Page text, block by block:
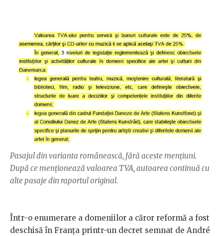
Pasajul din varianta românească, fără aceste mențiuni.
După ce menționează valoarea TVA, autoarea continuă cu
alte pasaje din raportul original.
Într-o enumerare a domeniilor a căror reformă a fost
deschisă în Franța printr-un decret semnat de André